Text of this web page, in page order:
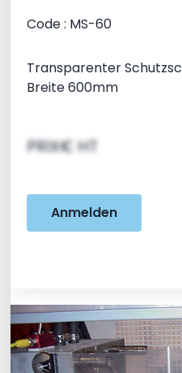
Code : MS-60
Transparenter
Breite 600mm
PRIX€ HT
Anmelden